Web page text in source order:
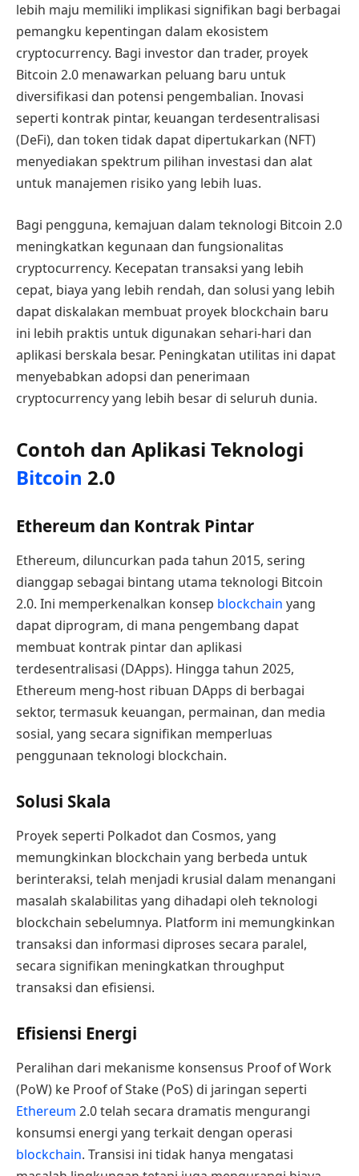
lebih maju memiliki implikasi signifikan bagi berbagai
pemangku kepentingan dalam ekosistem
cryptocurrency. Bagi investor dan trader, proyek
Bitcoin 2.0 menawarkan peluang baru untuk
diversifikasi dan potensi pengembalian. Inovasi
seperti kontrak pintar, keuangan terdesentralisasi
(DeFi), dan token tidak dapat dipertukarkan (NFT)
menyediakan spektrum pilihan investasi dan alat
untuk manajemen risiko yang lebih luas.
Bagi pengguna, kemajuan dalam teknologi Bitcoin 2.0
meningkatkan kegunaan dan fungsionalitas
cryptocurrency. Kecepatan transaksi yang lebih
cepat, biaya yang lebih rendah, dan solusi yang lebih
dapat diskalakan membuat proyek blockchain baru
ini lebih praktis untuk digunakan sehari-hari dan
aplikasi berskala besar. Peningkatan utilitas ini dapat
menyebabkan adopsi dan penerimaan
cryptocurrency yang lebih besar di seluruh dunia.
Contoh dan Aplikasi Teknologi
Bitcoin 2.0
Ethereum dan Kontrak Pintar
Ethereum, diluncurkan pada tahun 2015, sering
dianggap sebagai bintang utama teknologi Bitcoin
2.0. Ini memperkenalkan konsep blockchain yang
dapat diprogram, di mana pengembang dapat
membuat kontrak pintar dan aplikasi
terdesentralisasi (DApps). Hingga tahun 2025,
Ethereum meng-host ribuan DApps di berbagai
sektor, termasuk keuangan, permainan, dan media
sosial, yang secara signifikan memperluas
penggunaan teknologi blockchain.
Solusi Skala
Proyek seperti Polkadot dan Cosmos, yang
memungkinkan blockchain yang berbeda untuk
berinteraksi, telah menjadi krusial dalam menangani
masalah skalabilitas yang dihadapi oleh teknologi
blockchain sebelumnya. Platform ini memungkinkan
transaksi dan informasi diproses secara paralel,
secara signifikan meningkatkan throughput
transaksi dan efisiensi.
Efisiensi Energi
Peralihan dari mekanisme konsensus Proof of Work
(PoW) ke Proof of Stake (PoS) di jaringan seperti
Ethereum 2.0 telah secara dramatis mengurangi
konsumsi energi yang terkait dengan operasi
blockchain. Transisi ini tidak hanya mengatasi